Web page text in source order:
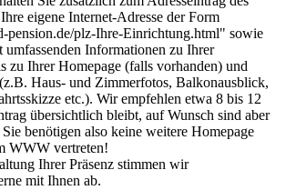
eigene Internet-Adresse der Form
pension.de/plz-Ihre-Einrichtung.html" sowie
umfassenden Informationen zu Ihrer
zu Ihrer Homepage (falls vorhanden) und
(z.B. Haus- und Zimmerfotos, Balkonausblick,
etc.). Wir empfehlen etwa 8 bis 12
übersichtlich bleibt, auf Wunsch sind aber
benötigen also keine weitere Homepage
WWW vertreten!
Ihrer Präsenz stimmen wir
mit Ihnen ab.